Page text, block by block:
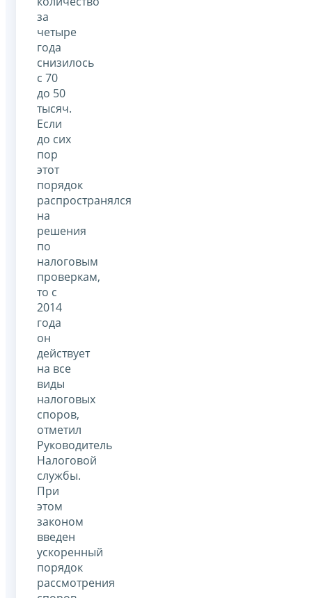
за
четыре
года
снизилось
с 70
до 50
тысяч.
Если
до сих
пор
этот
порядок
распространялся
на
решения
по
налоговым
проверкам,
то с
2014
года
он
действует
на все
виды
налоговых
споров,
отметил
Руководитель
Налоговой
службы.
При
этом
законом
введен
ускоренный
порядок
рассмотрения